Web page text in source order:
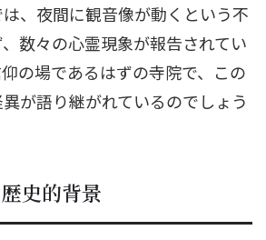
、夜間に観音像が動くという不
数々の心霊現象が報告されてい
の場であるはずの寺院で、この
が語り継がれているのでしょう
史的背景